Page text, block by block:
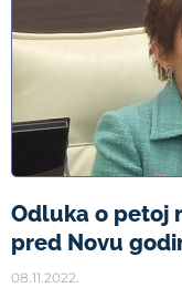
Odluka o petoj
pred Novu
08.11.2022.